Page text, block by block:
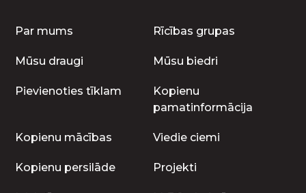
Par mums Rīcības grupas
Mūsu draugi Mūsu biedri
Pievienoties tīklam
Kopienu
pamatinformācija
Kopienu mācības Viedie ciemi
Kopienu persilāde Projekti